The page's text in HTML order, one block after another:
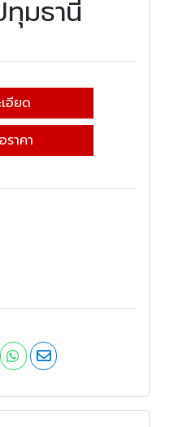
ทุมธานี
อียด
ราคา